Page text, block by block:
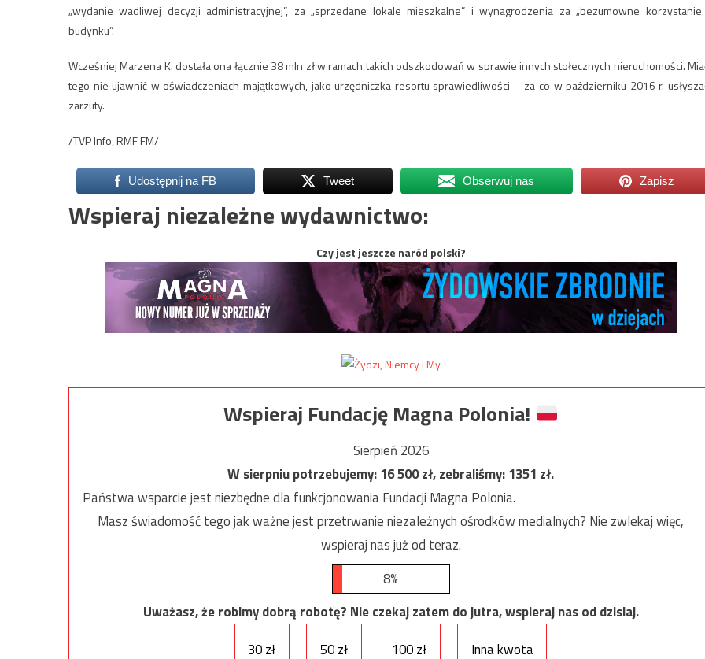
„wydanie wadliwej decyzji administracyjnej”, za „sprzedane lokale mieszkalne” i wynagrodzenia za „bezumowne
budynku”.
Wcześniej Marzena K. dostała ona łącznie 38 mln zł w ramach takich odszkodowań w sprawie innych stołecznych nieruchomości.
tego nie ujawnić w oświadczeniach majątkowych, jako urzędniczka resortu sprawiedliwości – za co w październiku 2016 r.
zarzuty.
/TVP Info, RMF FM/
Udostępnij na FB Tweet Obserwuj nas Zapisz
Wspieraj niezależne wydawnictwo:
Czy jest jeszcze naród polski?
Wspieraj Fundację Magna Polonia!
Sierpień 2026
W sierpniu potrzebujemy:16 500zł, zebraliśmy:1351 zł.
Państwa wsparcie jest niezbędne dla funkcjonowania Fundacji Magna Polonia.
Masz świadomość tego jak ważne jest przetrwanie niezależnych ośrodków medialnych? Nie zwlekaj więc,
wspieraj nas już od teraz.
8%
Uważasz, że robimy dobrą robotę? Nie czekaj zatem do jutra, wspieraj nas od dzisiaj.
30 zł
50 zł 100 zł Inna kwota